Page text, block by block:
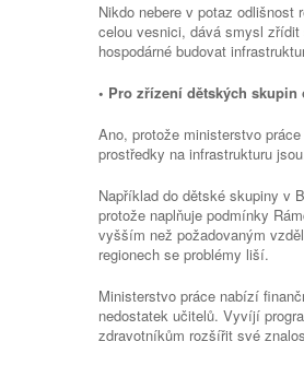
Nikdo nebere v potaz
celou vesnici, dává smysl
hospodárné budovat
• Pro zřízení dětských skupin
Ano, protože ministerstvo
prostředky na infrastrukturu
Například do dětské skupiny v
protože naplňuje podmínky
vyšším než požadovaným
regionech se problémy liší.
Ministerstvo práce nabízí
nedostatek učitelů. Vyvíjí
zdravotníkům rozšířit své